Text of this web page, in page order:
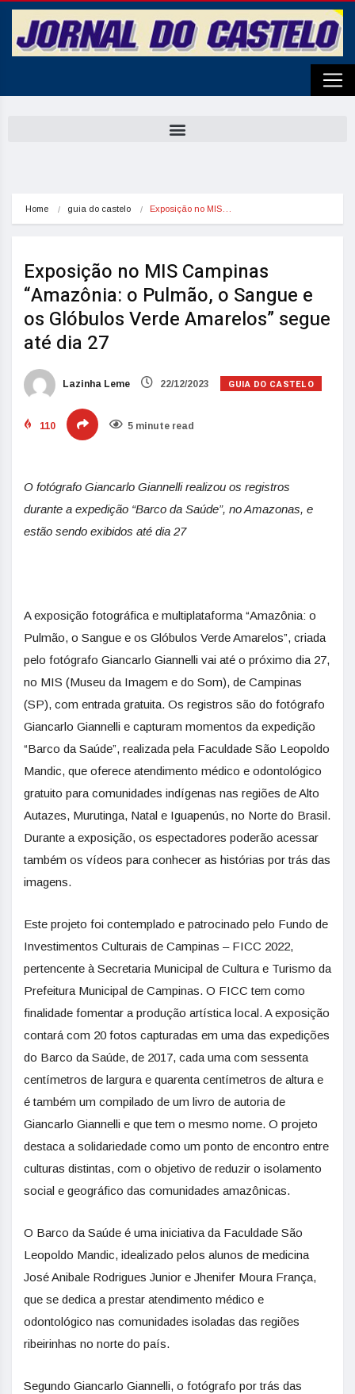
Home guia do castelo Exposição no MIS…
Exposição no MIS Campinas
“Amazônia: o Pulmão, o Sangue e
os Glóbulos Verde Amarelos” segue
até dia 27
Lazinha Leme 22/12/2023 GUIA DO CASTELO
110 5 minute read
O fotógrafo Giancarlo Giannelli realizou os registros
durante a expedição “Barco da Saúde”, no Amazonas, e
estão sendo exibidos até dia 27
A exposição fotográfica e multiplataforma “Amazônia: o
Pulmão, o Sangue e os Glóbulos Verde Amarelos”, criada
pelo fotógrafo Giancarlo Giannelli vai até o próximo dia 27,
no MIS (Museu da Imagem e do Som), de Campinas
(SP), com entrada gratuita. Os registros são do fotógrafo
Giancarlo Giannelli e capturam momentos da expedição
“Barco da Saúde”, realizada pela Faculdade São Leopoldo
Mandic, que oferece atendimento médico e odontológico
gratuito para comunidades indígenas nas regiões de Alto
Autazes, Murutinga, Natal e Iguapenús, no Norte do Brasil.
Durante a exposição, os espectadores poderão acessar
também os vídeos para conhecer as histórias por trás das
imagens.
Este projeto foi contemplado e patrocinado pelo Fundo de
Investimentos Culturais de Campinas – FICC 2022,
pertencente à Secretaria Municipal de Cultura e Turismo da
Prefeitura Municipal de Campinas. O FICC tem como
finalidade fomentar a produção artística local. A exposição
contará com 20 fotos capturadas em uma das expedições
do Barco da Saúde, de 2017, cada uma com sessenta
centímetros de largura e quarenta centímetros de altura e
é também um compilado de um livro de autoria de
Giancarlo Giannelli e que tem o mesmo nome. O projeto
destaca a solidariedade como um ponto de encontro entre
culturas distintas, com o objetivo de reduzir o isolamento
social e geográfico das comunidades amazônicas.
O Barco da Saúde é uma iniciativa da Faculdade São
Leopoldo Mandic, idealizado pelos alunos de medicina
José Anibale Rodrigues Junior e Jhenifer Moura França,
que se dedica a prestar atendimento médico e
odontológico nas comunidades isoladas das regiões
ribeirinhas no norte do país.
Segundo Giancarlo Giannelli, o fotógrafo por trás das